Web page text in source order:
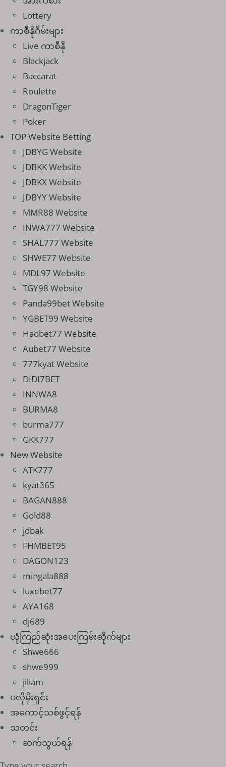
Lottery
ကာစီနိုဂိမ်းများ
Live ကာစီနို
Blackjack
Baccarat
Roulette
DragonTiger
Poker
TOP Website Betting
JDBYG Website
JDBKK Website
JDBKX Website
JDBYY Website
MMR88 Website
INWA777 Website
SHAL777 Website
SHWE77 Website
MDL97 Website
TGY98 Website
Panda99bet Website
YGBET99 Website
Haobet77 Website
Aubet77 Website
777kyat Website
DIDI7BET
INNWA8
BURMA8
burma777
GKK777
New Website
ATK777
kyat365
BAGAN888
Gold88
jdbak
FHMBET95
DAGON123
mingala888
luxebet77
AYA168
dj689
ယုံကြည်ဆုံးအပေးကြမ်းဆိုက်များ
Shwe666
shwe999
jiliam
ပလိုမိုးရှင်း
အကောင့်သစ်ဖွင့်ရန်
သတင်း
ဆက်သွယ်ရန်
Search